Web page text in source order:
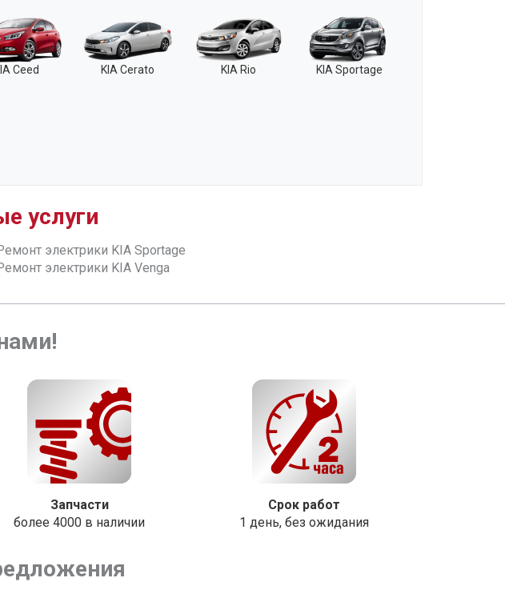
Ceed KIA Cerato KIA Rio KIA Sportage
услуги
электрики KIA Sportage
электрики KIA Venga
Запчасти
более 4000 в наличии
Срок работ
1 день, без ожидания